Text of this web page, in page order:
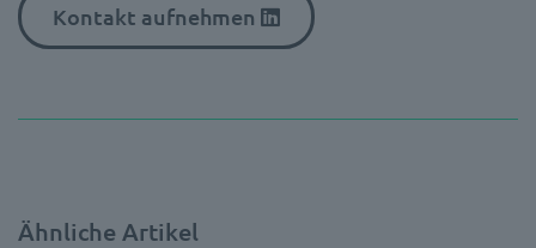
Kontakt aufnehmen
Ähnliche Artikel